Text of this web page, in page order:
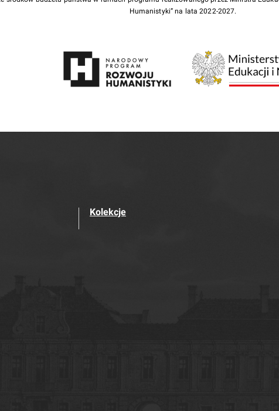
Humanistyki” na lata 2022-2027.
Kolekcje